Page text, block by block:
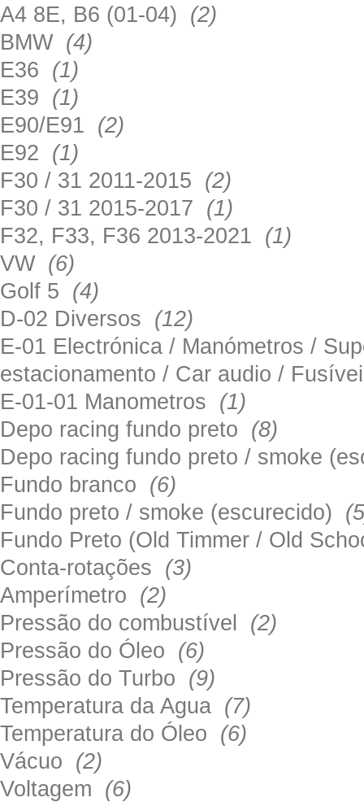
A4 8E, B6 (01-04) (2)
BMW (4)
E36 (1)
E39 (1)
E90/E91 (2)
E92 (1)
F30 / 31 2011-2015 (2)
F30 / 31 2015-2017 (1)
F32, F33, F36 2013-2021 (1)
VW (6)
Golf 5 (4)
D-02 Diversos (12)
E-01 Electrónica / Manómetros /
estacionamento / Car audio /
E-01-01 Manometros (1)
Depo racing fundo preto (8)
Depo racing fundo preto / smoke
Fundo branco (6)
Fundo preto / smoke (escurecido)
Fundo Preto (Old Timmer / Old
Conta-rotações (3)
Amperímetro (2)
Pressão do combustível (2)
Pressão do Óleo (6)
Pressão do Turbo (9)
Temperatura da Agua (7)
Temperatura do Óleo (6)
Vácuo (2)
Voltagem (6)